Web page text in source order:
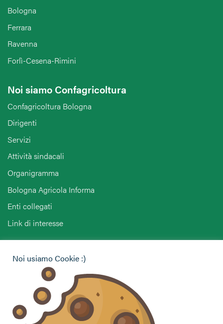
Bologna
Ferrara
Ravenna
Forlì-Cesena-Rimini
Noi siamo Confagricoltura
Confagricoltura Bologna
Dirigenti
Servizi
Attività sindacali
Organigramma
Bologna Agricola Informa
Enti collegati
Link di interesse
Vuoi contattarci per ricevere assistenza, lasciare un
commento o chiedere informazioni?
CONTATTACI
Noi usiamo Cookie :)